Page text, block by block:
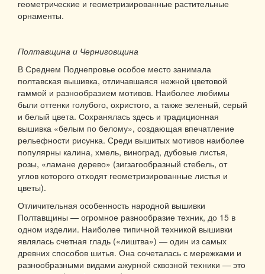
геометрические и геометризированные растительные
орнаменты.
Полтавщина и Черниговщина
В Среднем Поднепровье особое место занимала
полтавская вышивка, отличавшаяся нежной цветовой
гаммой и разнообразием мотивов. Наиболее любимы
были оттенки голубого, охристого, а также зеленый, серый
и белый цвета. Сохранялась здесь и традиционная
вышивка «белым по белому», создающая впечатление
рельефности рисунка. Среди вышитых мотивов наиболее
популярны калина, хмель, виноград, дубовые листья,
розы, «ламане дерево» (зигзагообразный стебель, от
углов которого отходят геометризированные листья и
цветы).
Отличительная особенность народной вышивки
Полтавщины — огромное разнообразие техник, до 15 в
одном изделии. Наиболее типичной техникой вышивки
являлась счетная гладь («лиштва») — один из самых
древних способов шитья. Она сочеталась с мережками и
разнообразными видами ажурной сквозной техники — это